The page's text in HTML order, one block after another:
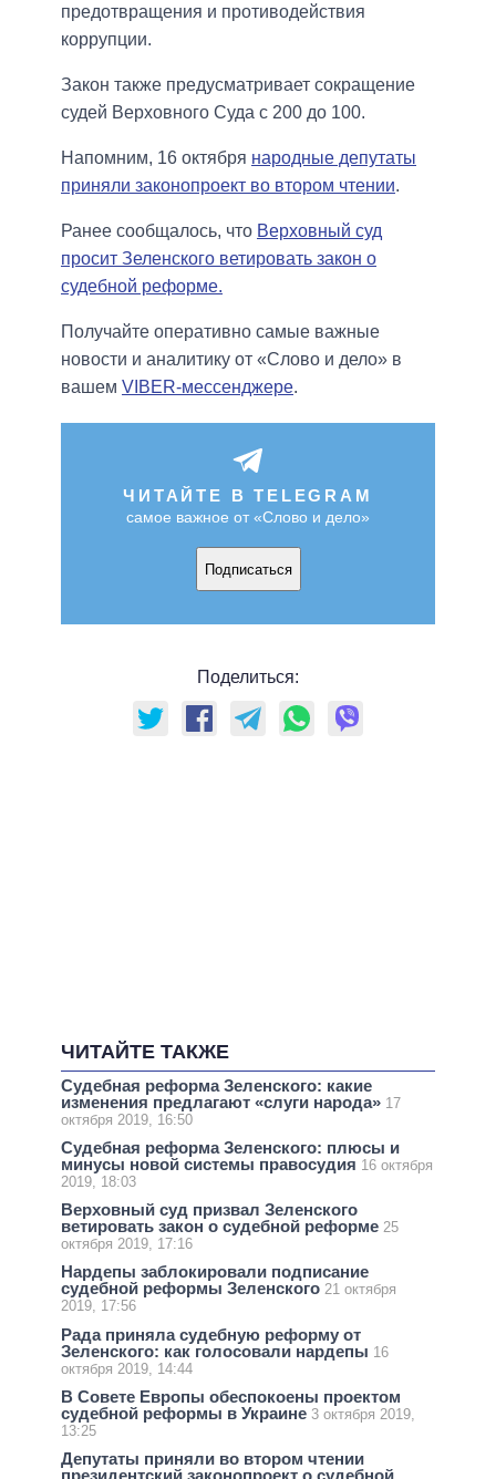
предотвращения и противодействия
коррупции.
Закон также предусматривает сокращение
судей Верховного Суда с 200 до 100.
Напомним, 16 октября народные депутаты
приняли законопроект во втором чтении.
Ранее сообщалось, что Верховный суд
просит Зеленского ветировать закон о
судебной реформе.
Получайте оперативно самые важные
новости и аналитику от «Слово и дело» в
вашем VIBER-мессенджере.
ЧИТАЙТЕ В TELEGRAM
самое важное от «Слово и дело»
Подписаться
Поделиться:
ЧИТАЙТЕ ТАКЖЕ
Судебная реформа Зеленского: какие
изменения предлагают «слуги народа» 17
октября 2019, 16:50
Судебная реформа Зеленского: плюсы и
минусы новой системы правосудия 16 октября
2019, 18:03
Верховный суд призвал Зеленского
ветировать закон о судебной реформе 25
октября 2019, 17:16
Нардепы заблокировали подписание
судебной реформы Зеленского 21 октября
2019, 17:56
Рада приняла судебную реформу от
Зеленского: как голосовали нардепы 16
октября 2019, 14:44
В Совете Европы обеспокоены проектом
судебной реформы в Украине 3 октября 2019,
13:25
Депутаты приняли во втором чтении
президентский законопроект о судебной